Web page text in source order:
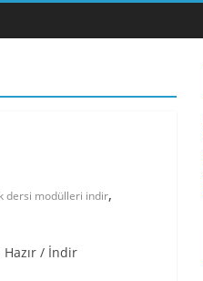
dersi modülleri indir,
/ İndir